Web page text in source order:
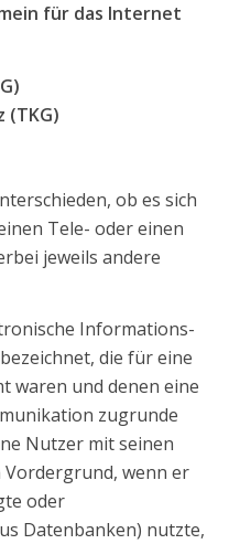
für das Internet
(TKG)
ob es sich
Tele- oder einen
jeweils andere
Informations-
die für eine
waren und denen eine
zugrunde
Nutzer mit seinen
wenn er
oder
Datenbanken) nutzte,